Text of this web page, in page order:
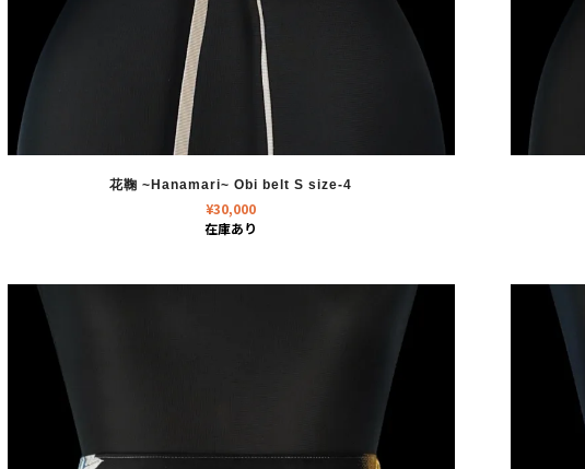
花鞠 ~Hanamari~ Obi belt S size-4
¥30,000
在庫あり